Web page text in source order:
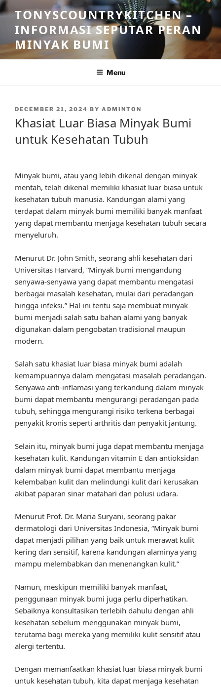
Skip
to
content
TONYSCOUNTRYKITCHEN –
INFORMASI SEPUTAR PERAN
MINYAK BUMI
Menu
POSTED
ON
DECEMBER 21, 2024 BY ADMINTON
Khasiat Luar Biasa Minyak Bumi
untuk Kesehatan Tubuh
Minyak bumi, atau yang lebih dikenal dengan minyak
mentah, telah dikenal memiliki khasiat luar biasa untuk
kesehatan tubuh manusia. Kandungan alami yang
terdapat dalam minyak bumi memiliki banyak manfaat
yang dapat membantu menjaga kesehatan tubuh secara
menyeluruh.
Menurut Dr. John Smith, seorang ahli kesehatan dari
Universitas Harvard, “Minyak bumi mengandung
senyawa-senyawa yang dapat membantu mengatasi
berbagai masalah kesehatan, mulai dari peradangan
hingga infeksi.” Hal ini tentu saja membuat minyak
bumi menjadi salah satu bahan alami yang banyak
digunakan dalam pengobatan tradisional maupun
modern.
Salah satu khasiat luar biasa minyak bumi adalah
kemampuannya dalam mengatasi masalah peradangan.
Senyawa anti-inflamasi yang terkandung dalam minyak
bumi dapat membantu mengurangi peradangan pada
tubuh, sehingga mengurangi risiko terkena berbagai
penyakit kronis seperti arthritis dan penyakit jantung.
Selain itu, minyak bumi juga dapat membantu menjaga
kesehatan kulit. Kandungan vitamin E dan antioksidan
dalam minyak bumi dapat membantu menjaga
kelembaban kulit dan melindungi kulit dari kerusakan
akibat paparan sinar matahari dan polusi udara.
Menurut Prof. Dr. Maria Suryani, seorang pakar
dermatologi dari Universitas Indonesia, “Minyak bumi
dapat menjadi pilihan yang baik untuk merawat kulit
kering dan sensitif, karena kandungan alaminya yang
mampu melembabkan dan menenangkan kulit.”
Namun, meskipun memiliki banyak manfaat,
penggunaan minyak bumi juga perlu diperhatikan.
Sebaiknya konsultasikan terlebih dahulu dengan ahli
kesehatan sebelum menggunakan minyak bumi,
terutama bagi mereka yang memiliki kulit sensitif atau
alergi tertentu.
Dengan memanfaatkan khasiat luar biasa minyak bumi
untuk kesehatan tubuh, kita dapat menjaga kesehatan